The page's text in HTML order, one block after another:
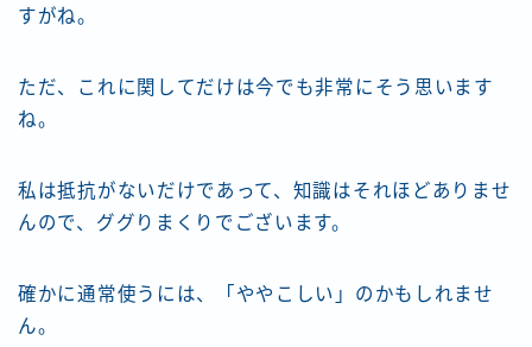
すがね。
ただ、これに関してだけは今でも非常にそう思います
ね。
私は抵抗がないだけであって、知識はそれほどありませ
んので、ググりまくりでございます。
確かに通常使うには、「ややこしい」のかもしれませ
ん。